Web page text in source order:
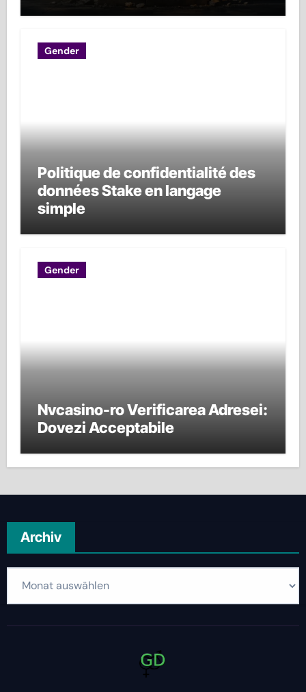
War against Men, Families, and
Edition)
Gender
Politique de confidentialité des
données Stake en langage
simple
Gender
Nvcasino-ro Verificarea Adresei:
Dovezi Acceptabile
Archiv